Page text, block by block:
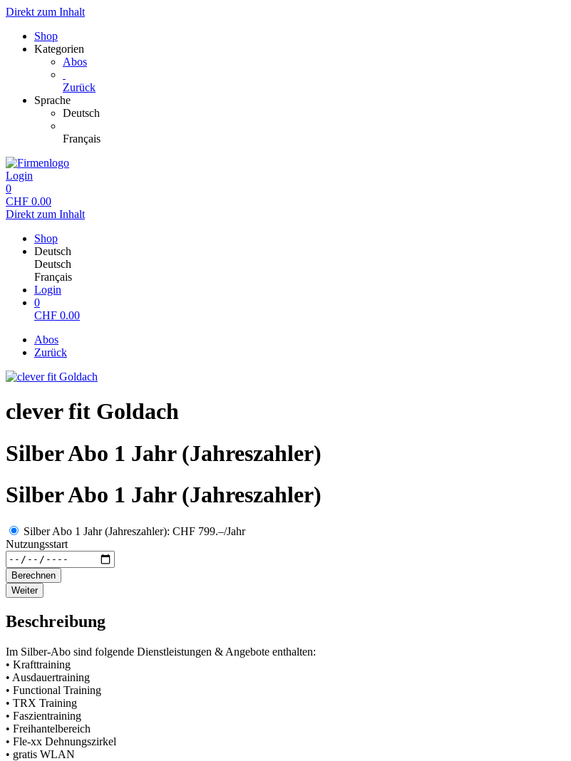
Direkt zum Inhalt
Shop
Kategorien
Abos
Zurück
Sprache
Deutsch
Français
Login
0
CHF 0.00
Direkt zum Inhalt
Shop
Deutsch
Deutsch
Français
Login
0
CHF 0.00
Abos
Zurück
clever fit Goldach
Silber Abo 1 Jahr (Jahreszahler)
Silber Abo 1 Jahr (Jahreszahler)
Silber Abo 1 Jahr (Jahreszahler): CHF 799.–/Jahr
Nutzungsstart
Berechnen
Weiter
Beschreibung
Im Silber-Abo sind folgende Dienstleistungen & Angebote enthalten:
• Krafttraining
• Ausdauertraining
• Functional Training
• TRX Training
• Faszientraining
• Freihantelbereich
• Fle-xx Dehnungszirkel
• gratis WLAN